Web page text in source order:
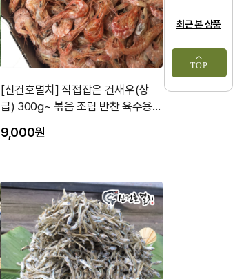
최근 본 상품
TOP
[신건호멸치] 직접잡은 건새우(상
급) 300g~ 볶음 조림 반찬 육수용
9,000원